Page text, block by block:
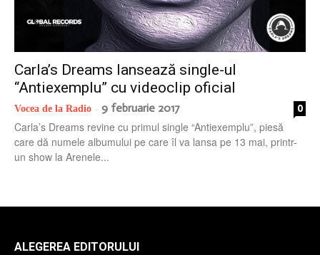
Carla’s Dreams lansează single-ul
“Antiexemplu” cu videoclip oficial
Vocea de la Radio - 9 februarie 2017 0
Carla’s Dreams revine cu primul single “Antiexemplu”, piesă
care dă numele albumului pe care îl va lansa pe 13 mai, printr-
un show la Arenele...
ALEGEREA EDITORULUI